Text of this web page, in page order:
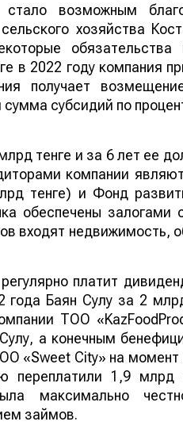
стало возможным
хозяйства
в 2022 году компания
получает
субсидий по
тенге и за 6 лет ее
компании
тенге) и Фонд
обеспечены
входят недвижимость,
платит
года Баян Сулу за 2
ТОО
а конечным
«Sweet City» на
переплатили 1,9 млрд
максимально
займов.